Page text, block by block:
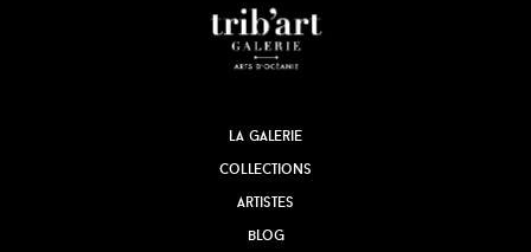
la galerie
collections
artistes
blog